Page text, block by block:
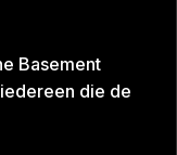
Basement
die de